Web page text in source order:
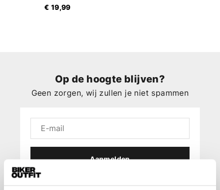
€ 19,99
Op de hoogte blijven?
Geen zorgen, wij zullen je niet spammen
Aanmelden